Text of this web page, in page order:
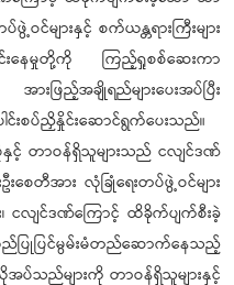
များနှင့် စက်ယန္တရားကြီးများ
းနေမှုတို့ကို ကြည့်ရှုစစ်ဆေးကာ
းဖြည့်အချိုရည်များပေးအပ်ပြီး
င်းစပ်ညှိနှိုင်းဆောင်ရွက်ပေးသည်။
တာဝန်ရှိသူများသည် ငလျင်ဒဏ်
စေတီအား လုံခြုံရေးတပ်ဖွဲ့ဝင်များ
ငလျင်ဒဏ်ကြောင့် ထိခိုက်ပျက်စီးခဲ့
ြုပြင်မွမ်းမံတည်ဆောက်နေသည့်
ပ်သည်များကို တာဝန်ရှိသူများနှင့်